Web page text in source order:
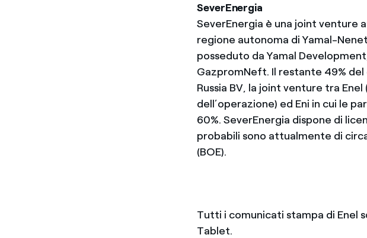
SeverEnergia
SeverEnergia è una joint venture
regione autonoma di Yamal-
posseduto da Yamal
GazpromNeft. Il restante 49%
Russia BV, la joint venture tra
dell’operazione) ed Eni in cui le
60%. SeverEnergia dispone di
probabili sono attualmente di
(BOE).
Tutti i comunicati stampa di Enel
Tablet.